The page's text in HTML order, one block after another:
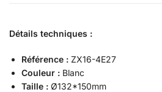
Détails techniques :
Référence : ZX16-4E27
Couleur : Blanc
Taille : Ø132*150mm